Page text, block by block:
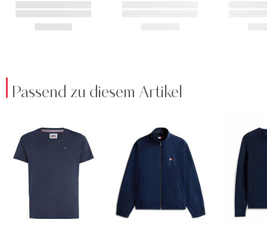
Passend zu diesem Artikel